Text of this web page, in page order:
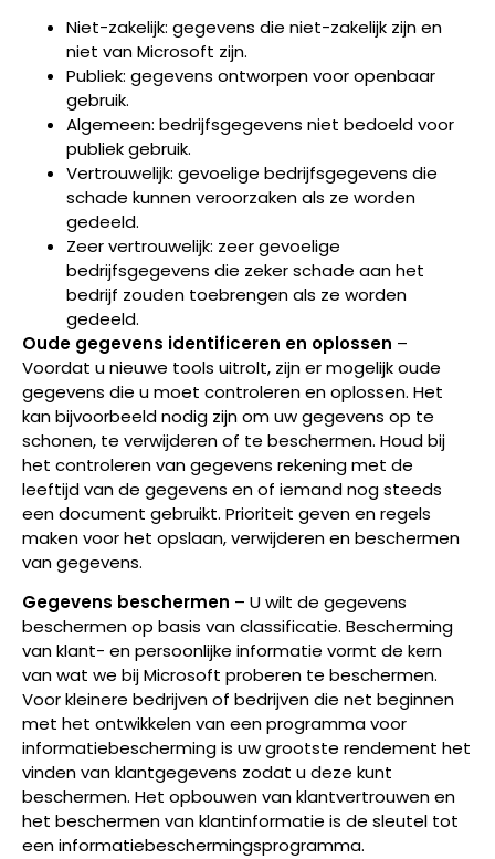
Niet-zakelijk: gegevens die niet-zakelijk zijn en
niet van Microsoft zijn.
Publiek: gegevens ontworpen voor openbaar
gebruik.
Algemeen: bedrijfsgegevens niet bedoeld voor
publiek gebruik.
Vertrouwelijk: gevoelige bedrijfsgegevens die
schade kunnen veroorzaken als ze worden
gedeeld.
Zeer vertrouwelijk: zeer gevoelige
bedrijfsgegevens die zeker schade aan het
bedrijf zouden toebrengen als ze worden
gedeeld.
Oude gegevens identificeren en oplossen –
Voordat u nieuwe tools uitrolt, zijn er mogelijk oude
gegevens die u moet controleren en oplossen. Het
kan bijvoorbeeld nodig zijn om uw gegevens op te
schonen, te verwijderen of te beschermen. Houd bij
het controleren van gegevens rekening met de
leeftijd van de gegevens en of iemand nog steeds
een document gebruikt. Prioriteit geven en regels
maken voor het opslaan, verwijderen en beschermen
van gegevens.
Gegevens beschermen – U wilt de gegevens
beschermen op basis van classificatie. Bescherming
van klant- en persoonlijke informatie vormt de kern
van wat we bij Microsoft proberen te beschermen.
Voor kleinere bedrijven of bedrijven die net beginnen
met het ontwikkelen van een programma voor
informatiebescherming is uw grootste rendement het
vinden van klantgegevens zodat u deze kunt
beschermen. Het opbouwen van klantvertrouwen en
het beschermen van klantinformatie is de sleutel tot
een informatiebeschermingsprogramma.